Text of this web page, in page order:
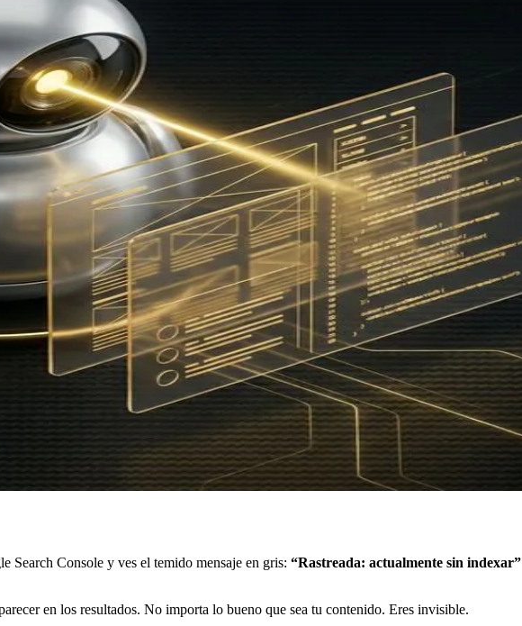
Search Console y ves el temido mensaje en gris: “Rastreada: actualmente sin indexar”
en los resultados. No importa lo bueno que sea tu contenido. Eres invisible.